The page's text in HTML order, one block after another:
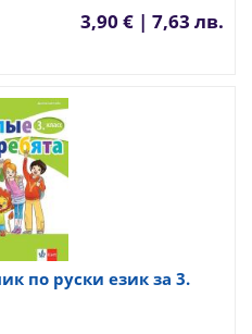
3,90 € | 7,63 лв.
по руски език за 3.